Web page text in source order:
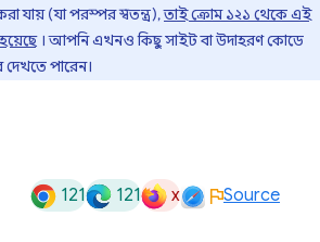
যায় (যা পরস্পর স্বতন্ত্র),তাই ক্রোম ১২১ থেকে এই
। আপনি এখনও কিছু সাইট বা উদাহরণ কোডে
দেখতে পারেন।
121 121 x Source